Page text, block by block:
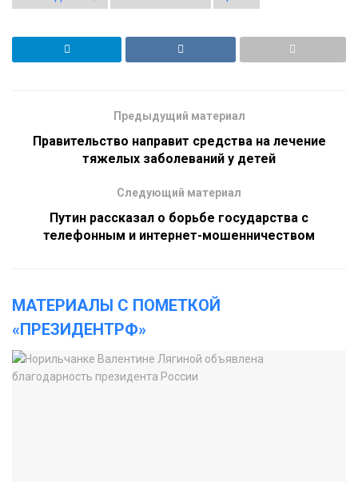
Предыдущий материал
Правительство направит средства на лечение
тяжелых заболеваний у детей
Следующий материал
Путин рассказал о борьбе государства с
телефонным и интернет-мошенничеством
МАТЕРИАЛЫ С ПОМЕТКОЙ
«ПРЕЗИДЕНТРФ»